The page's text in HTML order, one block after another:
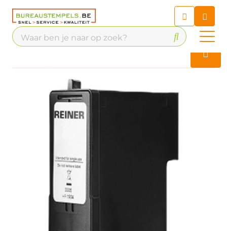
Chat 24/7 met onze chatbot
voor hulp
Contact